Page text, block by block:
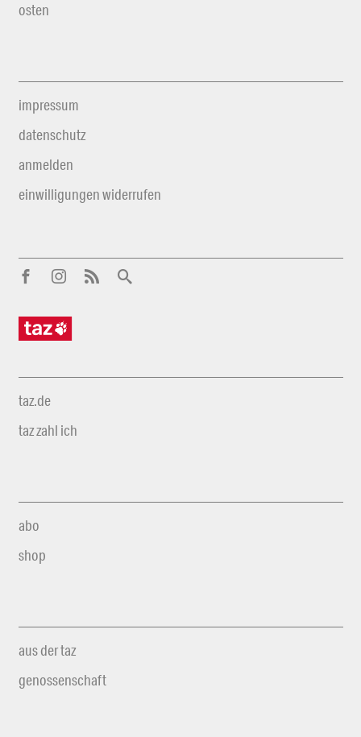
osten
impressum
datenschutz
anmelden
einwilligungen widerrufen
taz.de
taz zahl ich
abo
shop
aus der taz
genossenschaft